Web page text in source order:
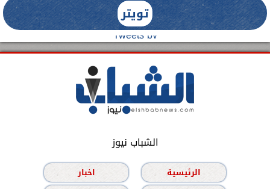
تويتر
Tweets by
الشباب نيوز
الرئيسية
اخبار